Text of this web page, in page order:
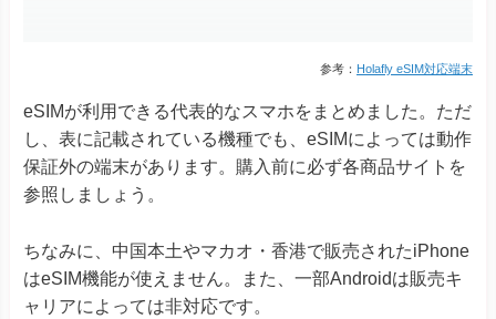
Xperia
Xperia Ace III
Xperia 5 IV
Xperia 10 IV Xperia 10 V
AQUOS R7
AQUOS sense8
AQUOS sense7シリーズ
参考： Holafly eSIM対応端末
eSIMが利用できる代表的なスマホをまとめました。ただ
し、表に記載されている機種でも、eSIMによっては動作
保証外の端末があります。購入前に必ず各商品サイトを
参照しましょう。
ちなみに、 中国本土やマカオ・香港で販売されたiPhone
はeSIM機能が使えません。また、一部Androidは販売キ
ャリアによっては非対応です。